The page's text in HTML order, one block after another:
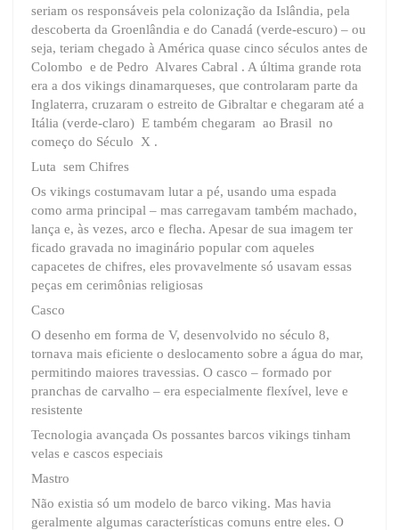
seriam os responsáveis pela colonização da Islândia, pela
descoberta da Groenlândia e do Canadá (verde-escuro) – ou
seja, teriam chegado à América quase cinco séculos antes de
Colombo e de Pedro Alvares Cabral . A última grande rota
era a dos vikings dinamarqueses, que controlaram parte da
Inglaterra, cruzaram o estreito de Gibraltar e chegaram até a
Itália (verde-claro) E também chegaram ao Brasil no
começo do Século X .
Luta sem Chifres
Os vikings costumavam lutar a pé, usando uma espada
como arma principal – mas carregavam também machado,
lança e, às vezes, arco e flecha. Apesar de sua imagem ter
ficado gravada no imaginário popular com aqueles
capacetes de chifres, eles provavelmente só usavam essas
peças em cerimônias religiosas
Casco
O desenho em forma de V, desenvolvido no século 8,
tornava mais eficiente o deslocamento sobre a água do mar,
permitindo maiores travessias. O casco – formado por
pranchas de carvalho – era especialmente flexível, leve e
resistente
Tecnologia avançada Os possantes barcos vikings tinham
velas e cascos especiais
Mastro
Não existia só um modelo de barco viking. Mas havia
geralmente algumas características comuns entre eles. O